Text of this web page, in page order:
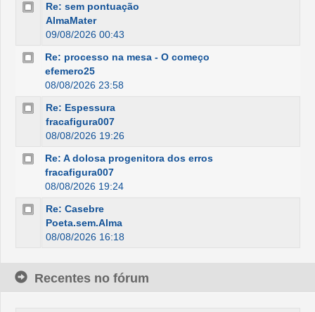
Re: sem pontuação
AlmaMater
09/08/2026 00:43
Re: processo na mesa - O começo
efemero25
08/08/2026 23:58
Re: Espessura
fracafigura007
08/08/2026 19:26
Re: A dolosa progenitora dos erros
fracafigura007
08/08/2026 19:24
Re: Casebre
Poeta.sem.Alma
08/08/2026 16:18
Recentes no fórum